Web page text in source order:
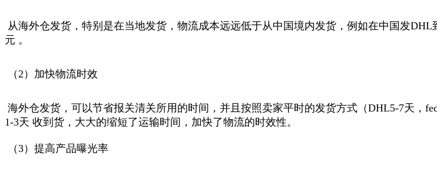
从海外仓发货，特别是在当地发货，物流成本远远低于从中国境内发货，例如在中国发
元 。
（2）加快物流时效
海外仓发货，可以节省报关清关所用的时间，并且按照卖家平时的发货方式（DHL5-7天，
1-3天 收到货，大大的缩短了运输时间，加快了物流的时效性。
（3）提高产品曝光率